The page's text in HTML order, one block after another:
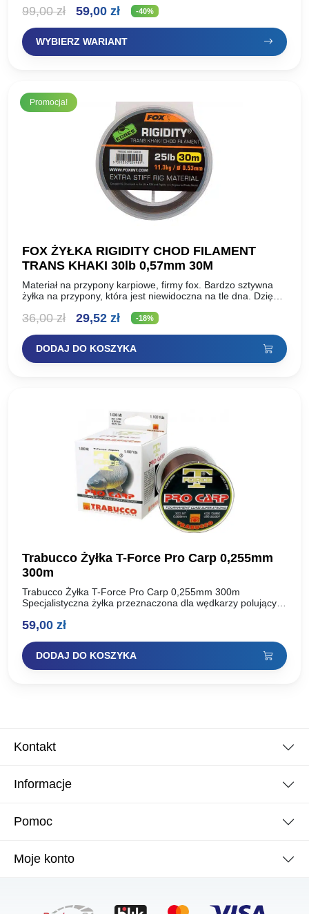
metodą ETB, co…
99,00zł
Pierwotna
cena
wynosiła:
59,00 złAktualna
cena
wynosi:
-40%
WYBIERZ WARIANT
Promocja!
FOX ŻYŁKA RIGIDITY CHOD FILAMENT
TRANS KHAKI 30lb 0,57mm 30M
Materiał na przypony karpiowe, firmy fox. Bardzo sztywna
żyłka na przypony, która jest niewidoczna na tle dna. Dzięki
36,00zł
Pierwotna
cena
wynosiła:
29,52 złAktualna
cena
wynosi:
-18%
DODAJ DO KOSZYKA
Trabucco Żyłka T-Force Pro Carp 0,255mm
300m
Trabucco Żyłka T-Force Pro Carp 0,255mm 300m
Specjalistyczna żyłka przeznaczona dla wędkarzy polujących
przetarcia, a więc idealna…
59,00 zł
DODAJ DO KOSZYKA
Kontakt
Informacje
Pomoc
Moje konto